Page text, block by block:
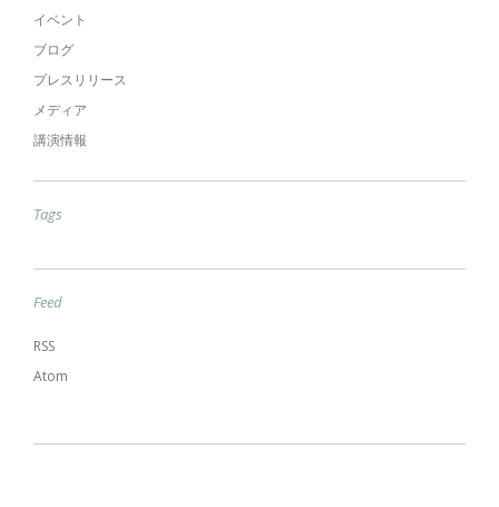
イベント
ブログ
プレスリリース
メディア
講演情報
Tags
Feed
RSS
Atom